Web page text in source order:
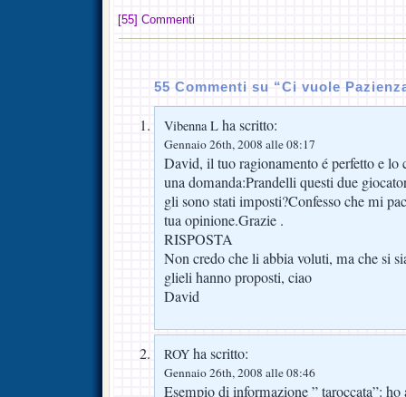
[55] Commenti
55 Commenti su “Ci vuole
Vibenna L ha scritto:
Gennaio 26th, 2008 alle 08:17
David, il tuo ragionamento é perfetto e
una domanda:Prandelli questi due
gli sono stati imposti?Confesso che mi
tua opinione.Grazie .
RISPOSTA
Non credo che li abbia voluti, ma che si
glieli hanno proposti, ciao
David
ROY ha scritto:
Gennaio 26th, 2008 alle 08:46
Esempio di informazione ” taroccata”: